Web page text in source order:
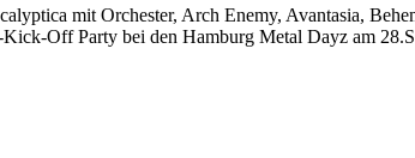
mit Orchester, Arch Enemy, Avantasia,
Off Party bei den Hamburg Metal Dayz am